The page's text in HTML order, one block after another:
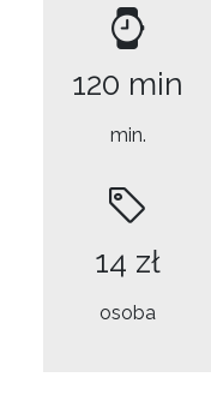
120 min
min.
14 zł
osoba